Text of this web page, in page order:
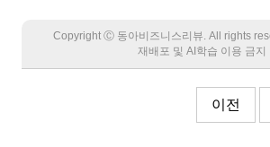
Copyright Ⓒ 동아비즈니스리뷰. All rights
재배포 및 AI학습 이용 금지
이전